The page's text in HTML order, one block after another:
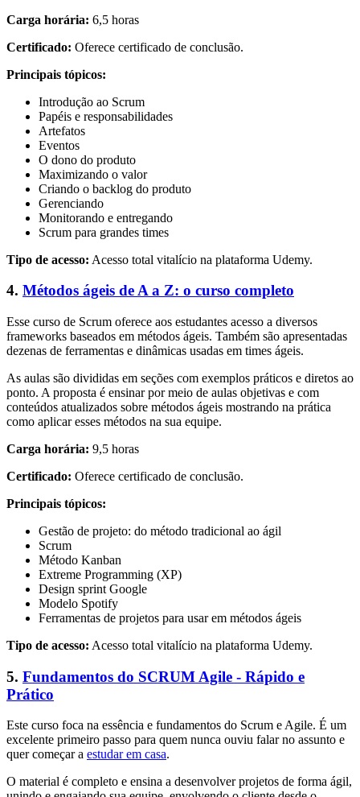
Carga horária: 6,5 horas
Certificado: Oferece certificado de conclusão.
Principais tópicos:
Introdução ao Scrum
Papéis e responsabilidades
Artefatos
Eventos
O dono do produto
Maximizando o valor
Criando o backlog do produto
Gerenciando
Monitorando e entregando
Scrum para grandes times
Tipo de acesso: Acesso total vitalício na plataforma Udemy.
4. Métodos ágeis de A a Z: o curso completo
Esse curso de Scrum oferece aos estudantes acesso a diversos
frameworks baseados em métodos ágeis. Também são apresentadas
dezenas de ferramentas e dinâmicas usadas em times ágeis.
As aulas são divididas em seções com exemplos práticos e diretos ao
ponto. A proposta é ensinar por meio de aulas objetivas e com
conteúdos atualizados sobre métodos ágeis mostrando na prática
como aplicar esses métodos na sua equipe.
Carga horária: 9,5 horas
Certificado: Oferece certificado de conclusão.
Principais tópicos:
Gestão de projeto: do método tradicional ao ágil
Scrum
Método Kanban
Extreme Programming (XP)
Design sprint Google
Modelo Spotify
Ferramentas de projetos para usar em métodos ágeis
Tipo de acesso: Acesso total vitalício na plataforma Udemy.
5. Fundamentos do SCRUM Agile - Rápido e
Prático
Este curso foca na essência e fundamentos do Scrum e Agile. É um
excelente primeiro passo para quem nunca ouviu falar no assunto e
quer começar a estudar em casa.
O material é completo e ensina a desenvolver projetos de forma ágil,